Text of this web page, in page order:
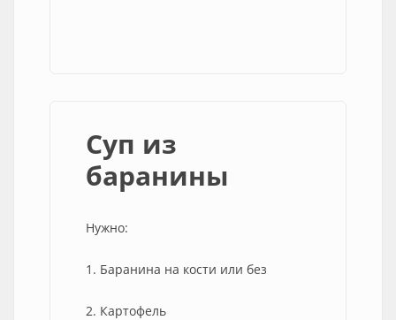
Суп из
баранины
Нужно:
1. Баранина на кости или без
2. Картофель